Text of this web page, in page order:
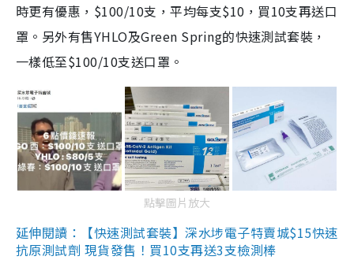
時更有優惠，$100/10支，平均每支$10，買10支再送口
罩。另外有售YHLO及Green Spring的快速測試套裝，
一樣低至$100/10支送口罩。
點擊圖片放大
延伸閱讀：【快速測試套裝】深水埗電子特賣城$15快速
抗原測試劑 現貨發售！買10支再送3支檢測棒